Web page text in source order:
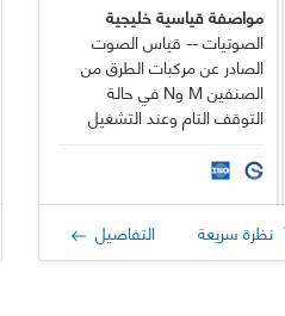
مواصفة قياسية خليجية
الصوتيات -- قياس الصوت
الصادر عن مركبات الطرق من
الصنفين M وN في حالة
التوقف التام وعند التشغيل
المنخفض السرعة -- الطريقة
الهندسية
نظرة سريعة التفاصيل